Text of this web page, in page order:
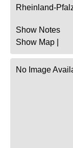
Rheinland-
Show Notes
Show Map
No Image